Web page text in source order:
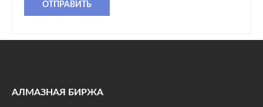
ОТПРАВИТЬ
АЛМАЗНАЯ БИРЖА